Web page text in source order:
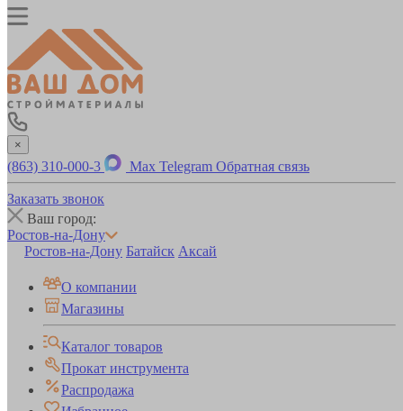
×
(863) 310-000-3 Max Telegram Обратная связь
Заказать звонок
Ваш город:
Ростов-на-Дону
Ростов-на-Дону Батайск Аксай
О компании
Магазины
Каталог товаров
Прокат инструмента
Распродажа